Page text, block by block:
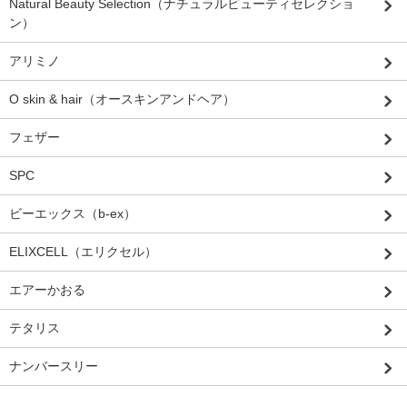
Natural Beauty Selection（ナチュラルビューティセレクショ
ン）
アリミノ
O skin & hair（オースキンアンドヘア）
フェザー
SPC
ビーエックス（b-ex）
ELIXCELL（エリクセル）
エアーかおる
テタリス
ナンバースリー